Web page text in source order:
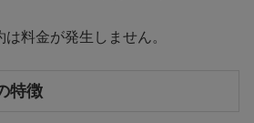
料金が発生しません。
特徴